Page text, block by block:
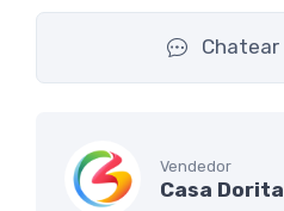
Chatear
Vendedor
Casa Dorita